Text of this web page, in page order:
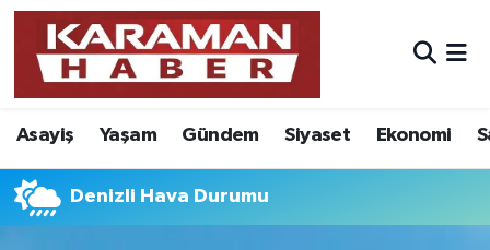
Asayiş Yaşam Gündem Siyaset Ekonomi
Denizli Hava Durumu
Asayiş
Bilim - Teknoloji
Eğitim
Nöbetçi Eczaneler
Hava Durumu
Karaman Namaz Vakitleri